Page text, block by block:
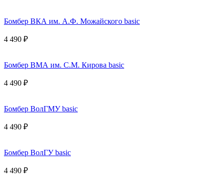
Бомбер ВКА им. А.Ф. Можайского basic
4 490 ₽
Бомбер ВМА им. С.М. Кирова basic
4 490 ₽
Бомбер ВолГМУ basic
4 490 ₽
Бомбер ВолГУ basic
4 490 ₽